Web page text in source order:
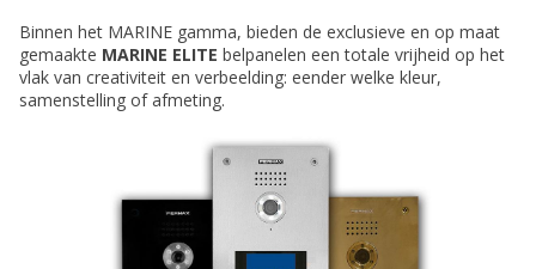
Binnen het MARINE gamma, bieden de exclusieve en op maat
gemaakte MARINE ELITE belpanelen een totale vrijheid op het
vlak van creativiteit en verbeelding: eender welke kleur,
samenstelling of afmeting.